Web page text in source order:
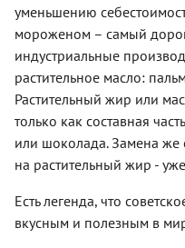
уменьшению
мороженом – самый
индустриальные
растительное масло:
Растительный жир или
только как составная
или шоколада. Замена же
на растительный жир -
Есть легенда, что
вкусным и полезным в